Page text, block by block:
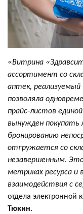
«Витрина
ассортимент со
аптек, реализуемый
позволяла
прайс-листов
вынужден
бронированию
отгружается со
незавершенным.
метриках ресурса
взаимодействия с
отдела
Тюкин.